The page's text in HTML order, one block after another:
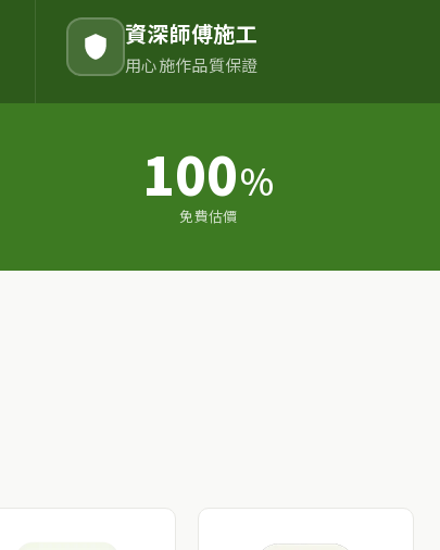
資深師傅施工
用心施作品質保證
100%
免費估價